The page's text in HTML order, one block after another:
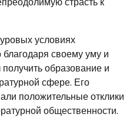
условиях
благодаря своему уму и
образование и
сфере. Его
положительные отклики
общественности.